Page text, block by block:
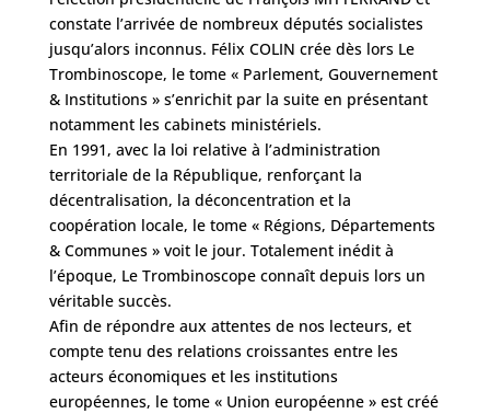
constate l’arrivée de nombreux députés socialistes
jusqu’alors inconnus. Félix COLIN crée dès lors Le
Trombinoscope, le tome « Parlement, Gouvernement
& Institutions » s’enrichit par la suite en présentant
notamment les cabinets ministériels.
En 1991, avec la loi relative à l’administration
territoriale de la République, renforçant la
décentralisation, la déconcentration et la
coopération locale, le tome « Régions, Départements
& Communes » voit le jour. Totalement inédit à
l’époque, Le Trombinoscope connaît depuis lors un
véritable succès.
Afin de répondre aux attentes de nos lecteurs, et
compte tenu des relations croissantes entre les
acteurs économiques et les institutions
européennes, le tome « Union européenne » est créé